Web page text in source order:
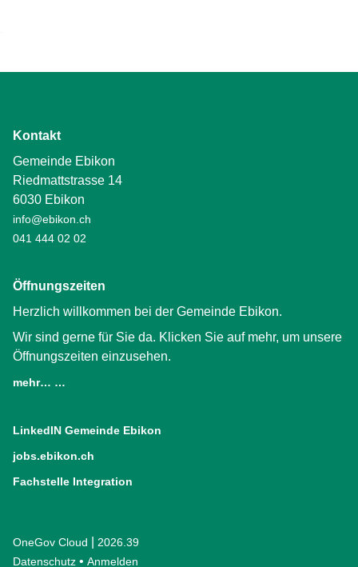
Kontakt
Gemeinde Ebikon
Riedmattstrasse 14
6030 Ebikon
info@ebikon.ch
041 444 02 02
Öffnungszeiten
Herzlich willkommen bei der Gemeinde Ebikon.
Wir sind gerne für Sie da. Klicken Sie auf mehr, um unsere
Öffnungszeiten einzusehen.
mehr… …
LinkedIN Gemeinde Ebikon
jobs.ebikon.ch
Fachstelle Integration
OneGov Cloud (External Link)
2026.39
Datenschutz (External Link)
Anmelden